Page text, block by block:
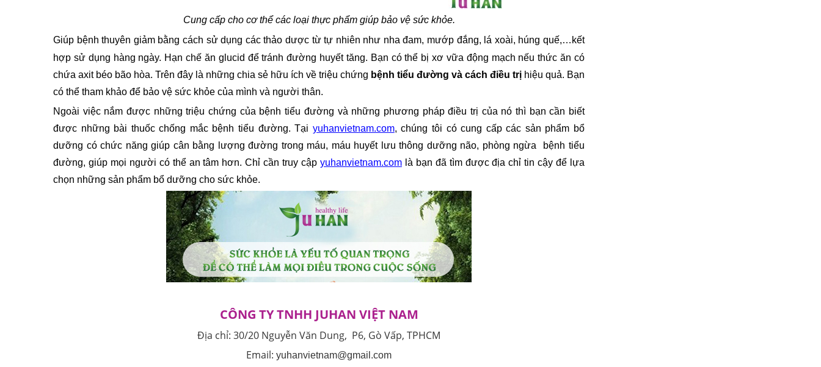
Cung cấp cho cơ thể các loại thực phẩm giúp bảo vệ sức khỏe.
Giúp bệnh thuyên giảm bằng cách sử dụng các thảo dược từ tự nhiên như nha đam, mướp đắng, lá xoài, húng quế,…kết
hợp sử dụng hàng ngày. Hạn chế ăn glucid để tránh đường huyết tăng. Bạn có thể bị xơ vữa động mạch nếu thức ăn có
chứa axit béo bão hòa. Trên đây là những chia sẻ hữu ích về triệu chứng bệnh tiểu đường và cách điều trị hiệu quả. Bạn
có thể tham khảo để bảo vệ sức khỏe của mình và người thân.
Ngoài việc nắm được những triệu chứng của bệnh tiểu đường và những phương pháp điều trị của nó thì bạn cần biết
được những bài thuốc chống mắc bệnh tiểu đường. Tại yuhanvietnam.com, chúng tôi có cung cấp các sản phẩm bổ
dưỡng có chức năng giúp cân bằng lượng đường trong máu, máu huyết lưu thông dưỡng não, phòng ngừa  bệnh tiểu
đường, giúp mọi người có thể an tâm hơn. Chỉ cần truy cập yuhanvietnam.com là bạn đã tìm được địa chỉ tin cậy để lựa
chọn những sản phẩm bổ dưỡng cho sức khỏe.
CÔNG TY TNHH JUHAN VIỆT NAM
Địa chỉ: 30/20 Nguyễn Văn Dung, P6, Gò Vấp, TPHCM
Email: yuhanvietnam@gmail.com